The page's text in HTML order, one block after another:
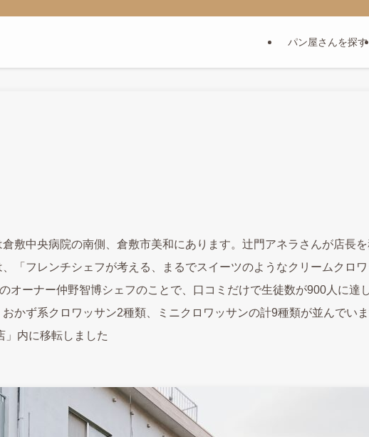
パン屋さんを探す
敷中央病院の南側、倉敷市美和にあります。辻門アネラさんが店長
「フレンチシェフが考える、まるでスイーツのようなクリームクロ
オーナー仲野智博シェフのことで、口コミだけで生徒数が900人に達
かず系クロワッサン2種類、ミニクロワッサンの計9種類が並んでい
」内に移転しました